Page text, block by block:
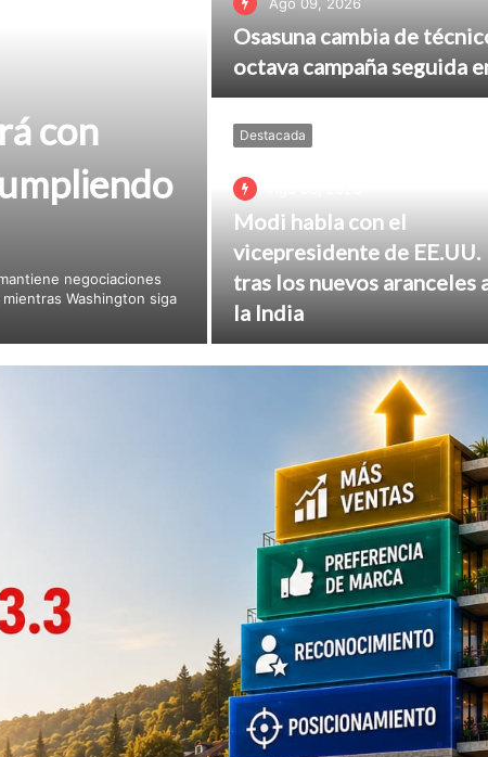
con
negociaciones
Washington siga
Osasuna cambia de
octava campaña seguida
Destacada
Modi habla con el
vicepresidente de EE.UU.
tras los nuevos aranceles
la India